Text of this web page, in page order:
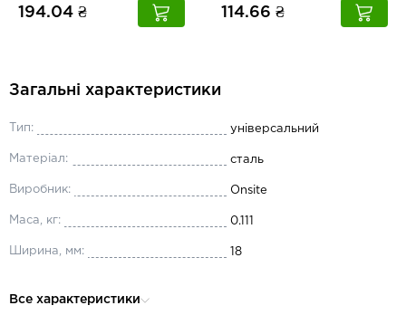
194.04 ₴ 114.66 ₴
Загальні характеристики
Тип: універсальний
Матеріал: сталь
Виробник: Onsite
Маса, кг: 0.111
Ширина, мм: 18
Все характеристики